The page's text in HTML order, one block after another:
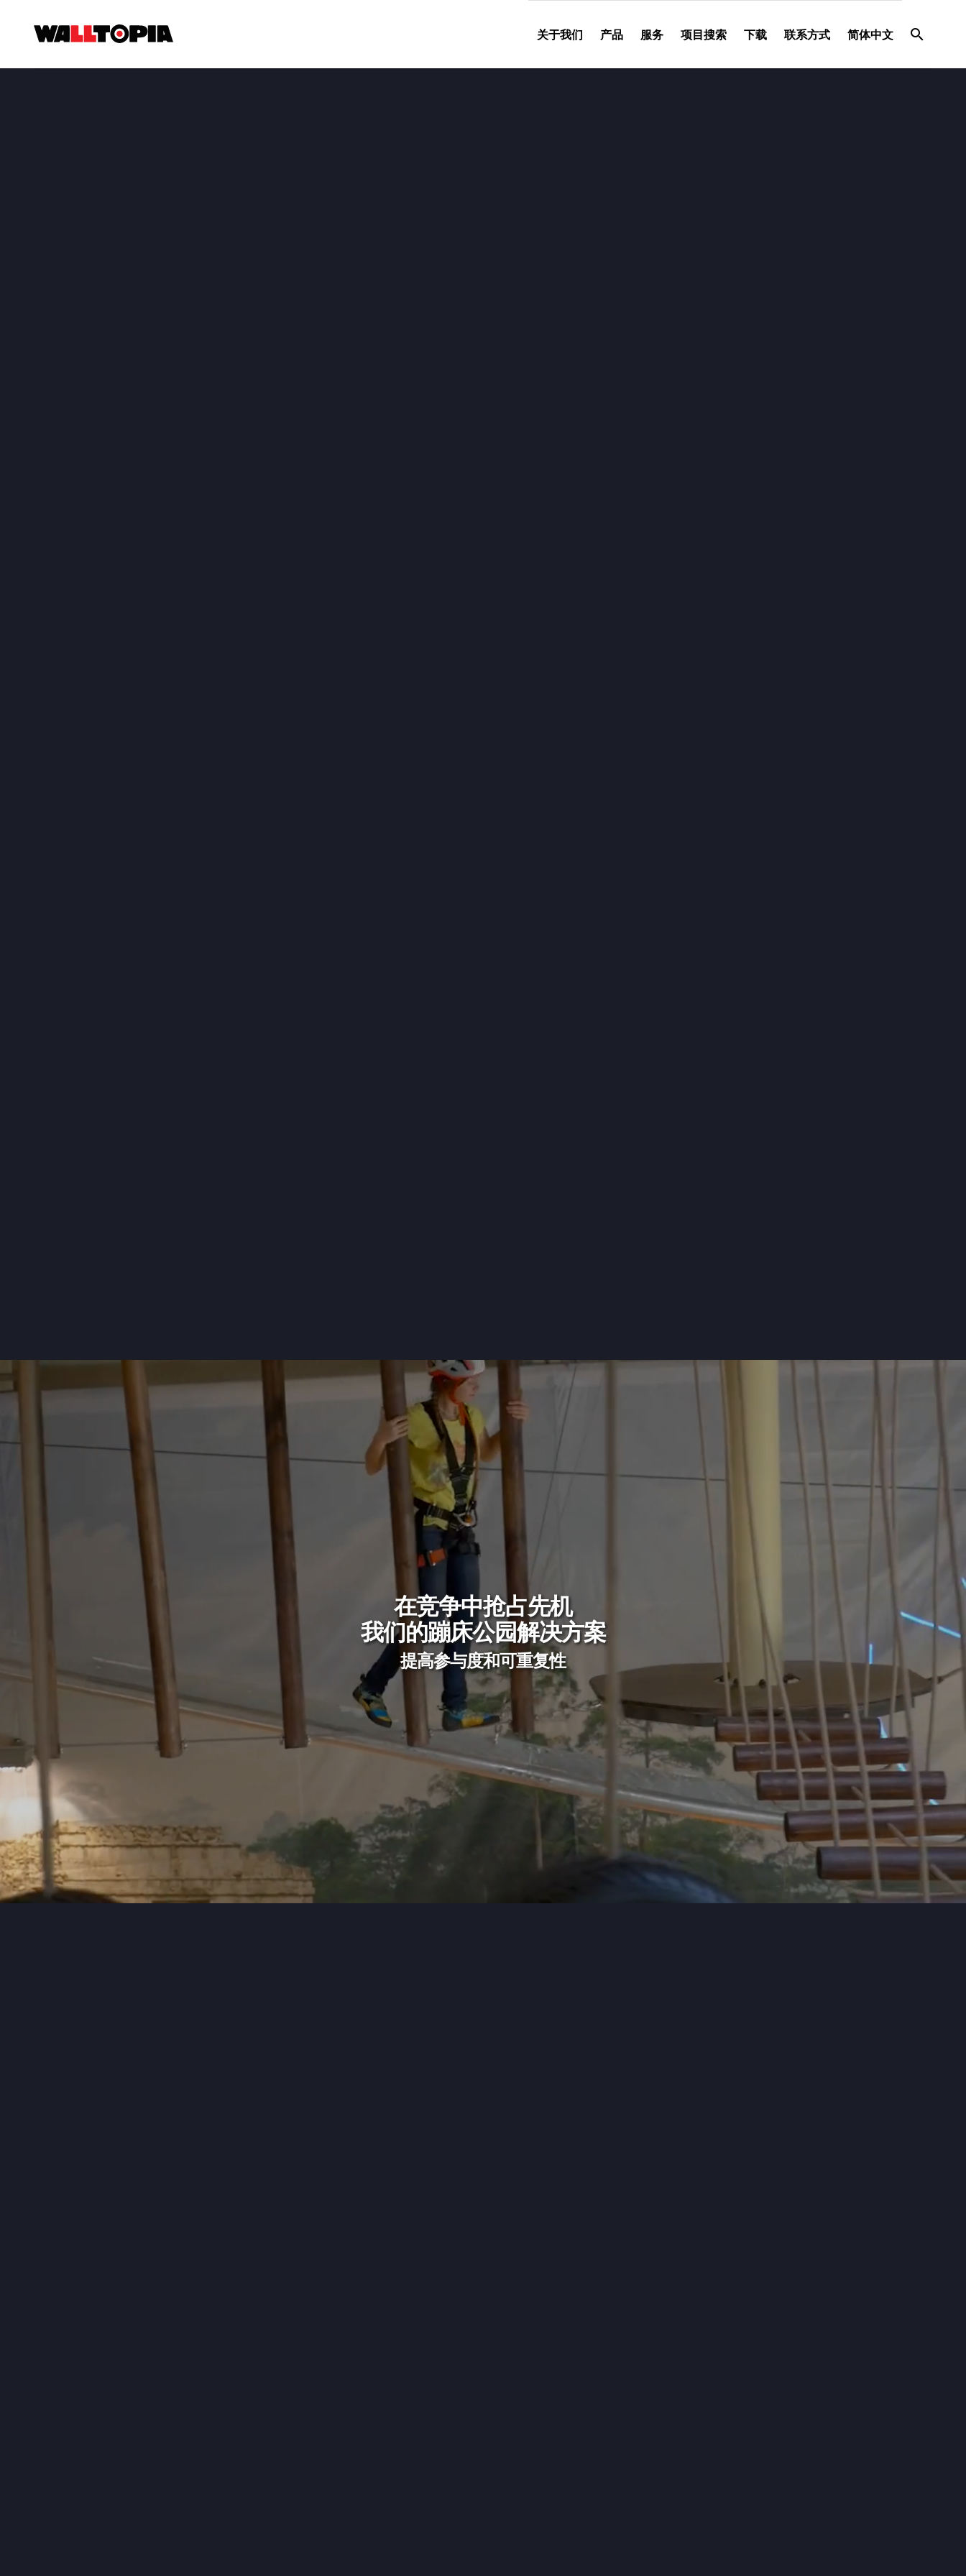
关于我们 产品 服务 项目搜索 下载 联系方式 简体中文
在竞争中抢占先机
我们的蹦床公园解决方案
提高参与度和可重复性